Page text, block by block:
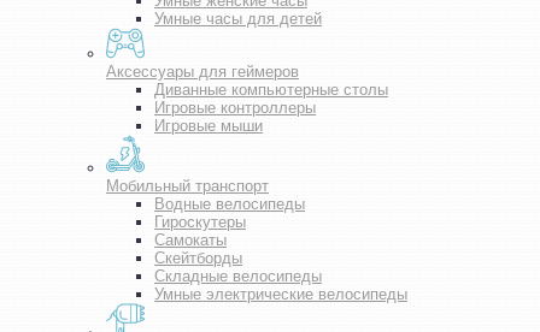
Умные часы для детей
Аксессуары для геймеров
Диванные компьютерные столы
Игровые контроллеры
Игровые мыши
Мобильный транспорт
Водные велосипеды
Гироскутеры
Самокаты
Скейтборды
Складные велосипеды
Умные электрические велосипеды